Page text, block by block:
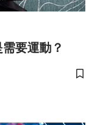
要運動？
儲